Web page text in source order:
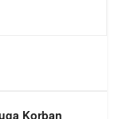
Korban